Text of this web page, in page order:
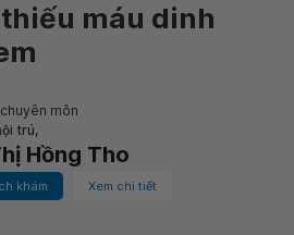
máu dinh
môn
trú,
Hồng Tho
khám Xem chi tiết